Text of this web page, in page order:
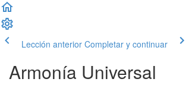
Lección anterior Completar y continuar
Armonía Universal